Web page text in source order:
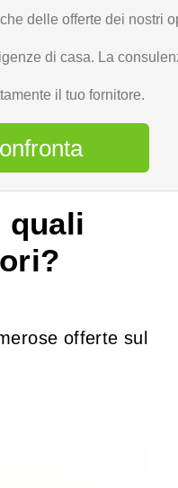
delle offerte dei nostri
di casa. La
il tuo fornitore.
quali
offerte sul